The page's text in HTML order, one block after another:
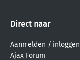
Direct naar
Aanmelden / inloggen
Ajax Forum